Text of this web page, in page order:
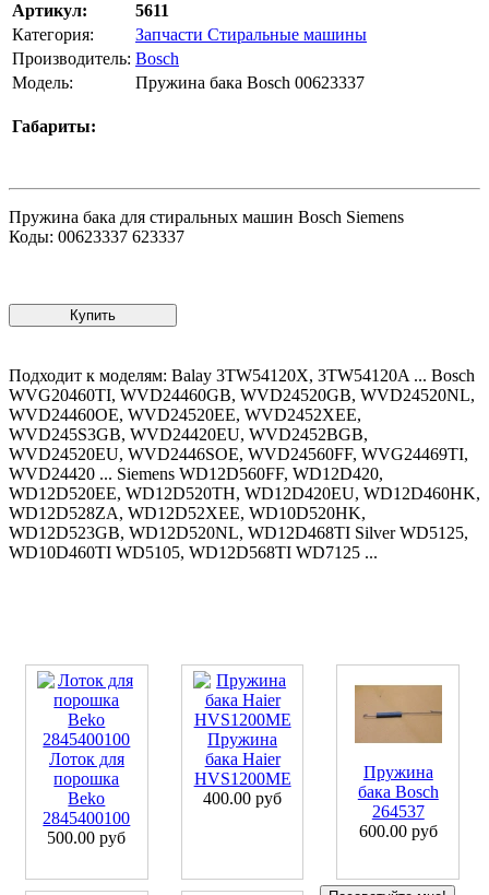
Артикул:
5611
Категория:
Запчасти Стиральные машины
Производитель: Bosch
Модель:
Пружина бака Bosch 00623337
Габариты:
Пружина бака для стиральных машин Bosch Siemens
Коды: 00623337 623337
Подходит к моделям: Balay 3TW54120X, 3TW54120A ... Bosch
WVG20460TI, WVD24460GB, WVD24520GB, WVD24520NL,
WVD24460OE, WVD24520EE, WVD2452XEE,
WVD245S3GB, WVD24420EU, WVD2452BGB,
WVD24520EU, WVD2446SOE, WVD24560FF, WVG24469TI,
WVD24420 ... Siemens WD12D560FF, WD12D420,
WD12D520EE, WD12D520TH, WD12D420EU, WD12D460HK,
WD12D528ZA, WD12D52XEE, WD10D520HK,
WD12D523GB, WD12D520NL, WD12D468TI Silver WD5125,
WD10D460TI WD5105, WD12D568TI WD7125 ...
Лоток для
порошка
Beko
2845400100
500.00 руб
Пружина
бака Haier
HVS1200ME
400.00 руб
Пружина
бака Bosch
264537
600.00 руб